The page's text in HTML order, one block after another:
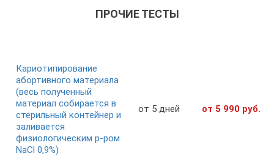
ПРОЧИЕ ТЕСТЫ
Кариотипирование
абортивного материала
(весь полученный
материал собирается в
стерильный контейнер и
заливается
физиологическим р-ром
NaCl 0,9%)
от 5 дней от 5 990 руб.